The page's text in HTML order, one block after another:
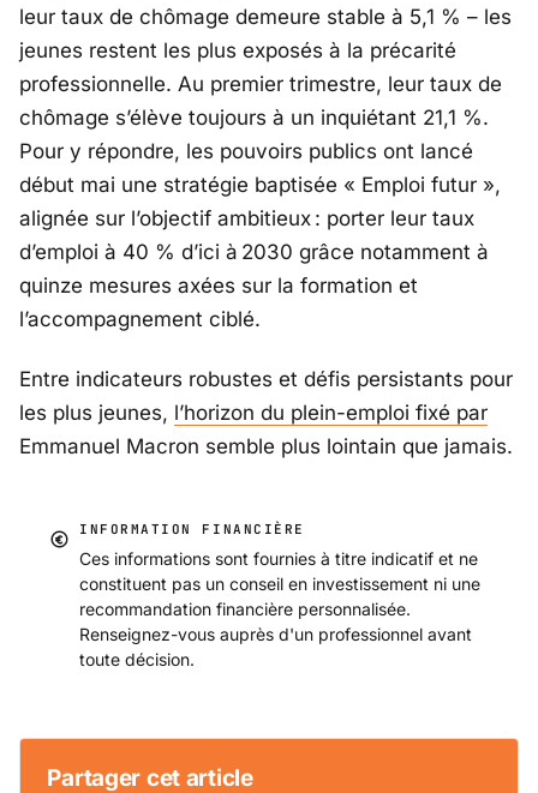
leur taux de chômage demeure stable à 5,1 % – les
jeunes restent les plus exposés à la précarité
professionnelle. Au premier trimestre, leur taux de
chômage s’élève toujours à un inquiétant 21,1 %.
Pour y répondre, les pouvoirs publics ont lancé
début mai une stratégie baptisée « Emploi futur »,
alignée sur l’objectif ambitieux : porter leur taux
d’emploi à 40 % d’ici à 2030 grâce notamment à
quinze mesures axées sur la formation et
l’accompagnement ciblé.
Entre indicateurs robustes et défis persistants pour
les plus jeunes, l’horizon du plein-emploi fixé par
Emmanuel Macron semble plus lointain que jamais.
INFORMATION FINANCIÈRE
Ces informations sont fournies à titre indicatif et ne
constituent pas un conseil en investissement ni une
recommandation financière personnalisée.
Renseignez-vous auprès d'un professionnel avant
toute décision.
Partager cet article